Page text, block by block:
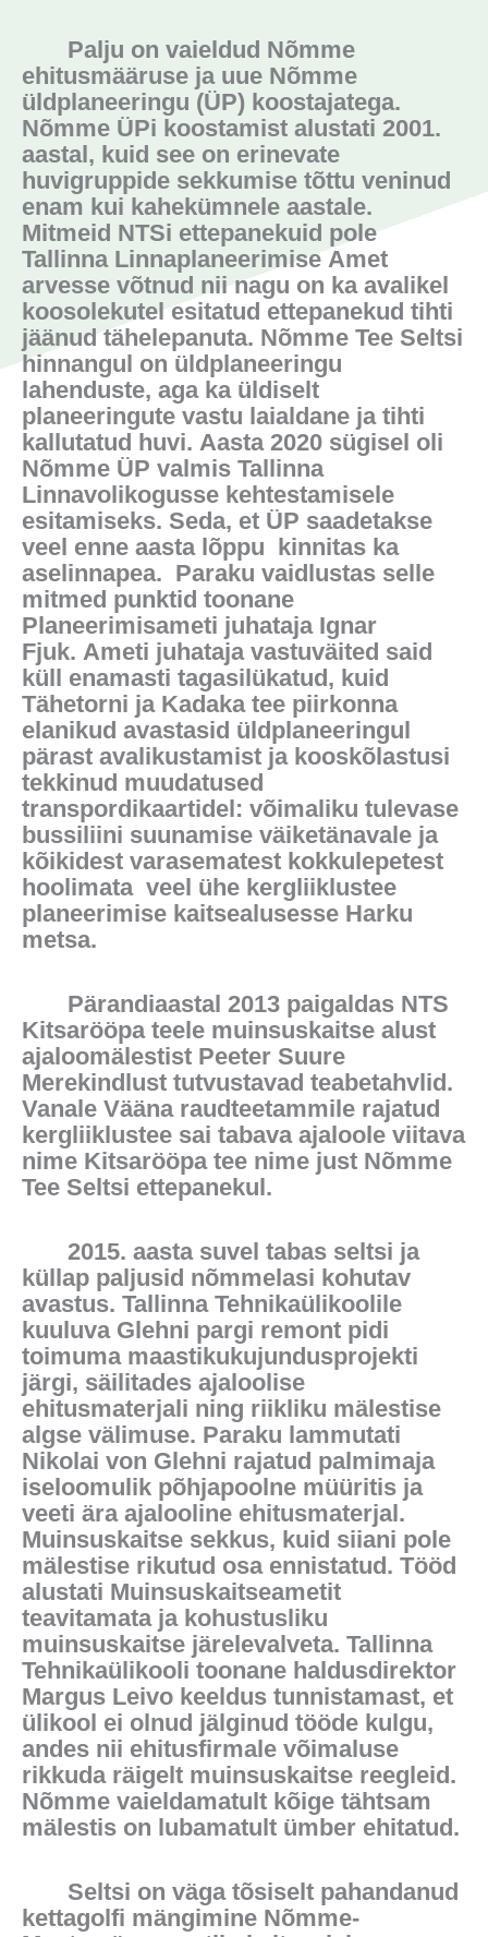
Palju on vaieldud Nõmme
ehitusmääruse ja uue Nõmme
üldplaneeringu (ÜP) koostajatega.
Nõmme ÜPi koostamist alustati 2001.
aastal, kuid see on erinevate
huvigruppide sekkumise tõttu veninud
enam kui kahekümnele aastale.
Mitmeid NTSi ettepanekuid pole
Tallinna Linnaplaneerimise Amet
arvesse võtnud nii nagu on ka avalikel
koosolekutel esitatud ettepanekud tihti
jäänud tähelepanuta. Nõmme Tee Seltsi
hinnangul on üldplaneeringu
lahenduste, aga ka üldiselt
planeeringute vastu laialdane ja tihti
kallutatud huvi. Aasta 2020 sügisel oli
Nõmme ÜP valmis Tallinna
Linnavolikogusse kehtestamisele
esitamiseks. Seda, et ÜP saadetakse
veel enne aasta lõppu kinnitas ka
aselinnapea. Paraku vaidlustas selle
mitmed punktid toonane
Planeerimisameti juhataja Ignar
Fjuk. Ameti juhataja vastuväited said
küll enamasti tagasilükatud, kuid
Tähetorni ja Kadaka tee piirkonna
elanikud avastasid üldplaneeringul
pärast avalikustamist ja kooskõlastusi
tekkinud muudatused
transpordikaartidel: võimaliku tulevase
bussiliini suunamise väiketänavale ja
kõikidest varasematest kokkulepetest
hoolimata veel ühe kergliiklustee
planeerimise kaitsealusesse Harku
metsa.
Pärandiaastal 2013 paigaldas NTS
Kitsarööpa teele muinsuskaitse alust
ajaloomälestist Peeter Suure
Merekindlust tutvustavad teabetahvlid.
Vanale Vääna raudteetammile rajatud
kergliiklustee sai tabava ajaloole viitava
nime Kitsarööpa tee nime just Nõmme
Tee Seltsi ettepanekul.
2015. aasta suvel tabas seltsi ja
küllap paljusid nõmmelasi kohutav
avastus. Tallinna Tehnikaülikoolile
kuuluva Glehni pargi remont pidi
toimuma maastikukujundusprojekti
järgi, säilitades ajaloolise
ehitusmaterjali ning riikliku mälestise
algse välimuse. Paraku lammutati
Nikolai von Glehni rajatud palmimaja
iseloomulik põhjapoolne müüritis ja
veeti ära ajalooline ehitusmaterjal.
Muinsuskaitse sekkus, kuid siiani pole
mälestise rikutud osa ennistatud. Tööd
alustati Muinsuskaitseametit
teavitamata ja kohustusliku
muinsuskaitse järelevalveta. Tallinna
Tehnikaülikooli toonane haldusdirektor
Margus Leivo keeldus tunnistamast, et
ülikool ei olnud jälginud tööde kulgu,
andes nii ehitusfirmale võimaluse
rikkuda räigelt muinsuskaitse reegleid.
Nõmme vaieldamatult kõige tähtsam
mälestis on lubamatult ümber ehitatud.
Seltsi on väga tõsiselt pahandanud
kettagolfi mängimine Nõmme-